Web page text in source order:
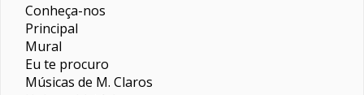
Conheça-nos
Principal
Mural
Eu te procuro
Músicas de M. Claros